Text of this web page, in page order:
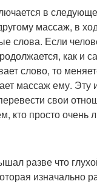
в
массаж, в
слова. Если
как и
слово, то
массаж ему. Эту
свои
кто просто очень
разве что
изначально